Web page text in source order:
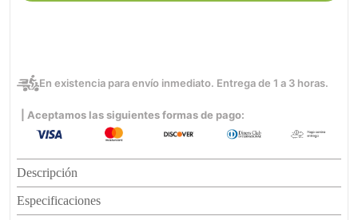
En existencia para envío inmediato. Entrega de 1 a 3 horas.
| Aceptamos las siguientes formas de pago:
Descripción
Especificaciones